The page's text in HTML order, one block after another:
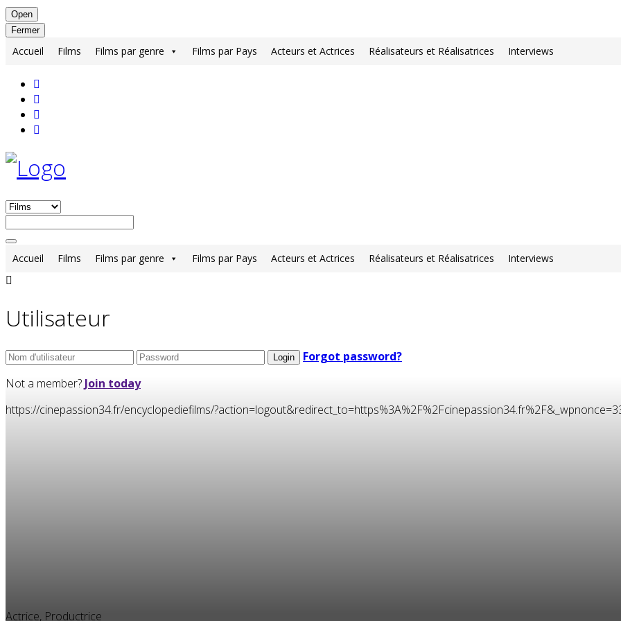
Open
Fermer
Accueil Films Films par genre Films par Pays Acteurs et Actrices Réalisateurs et Réalisatrices Interviews
Accueil Films Films par genre Films par Pays Acteurs et Actrices Réalisateurs et Réalisatrices Interviews
Utilisateur
Forgot password?
Not a member? Join today
https://cinepassion34.fr/encyclopediefilms/
Actrice, Productrice